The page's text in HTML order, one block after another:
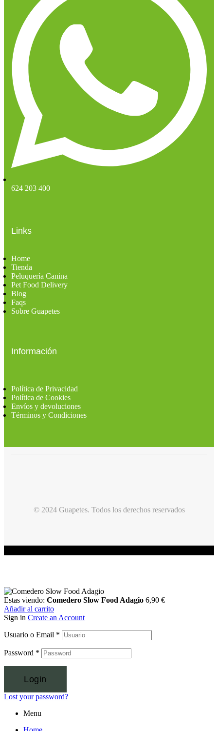
624 203 400
Links
Home
Tienda
Peluquería Canina
Pet Food Delivery
Blog
Faqs
Sobre Guapetes
Información
Política de Privacidad
Política de Cookies
Envíos y devoluciones
Términos y Condiciones
© 2024 Guapetes. Todos los derechos reservados
Estas viendo: Comedero Slow Food Adagio 6,90 €
Añadir al carrito
Sign in Create an Account
Usuario o Email *
Password *
Login
Lost your password?
Menu